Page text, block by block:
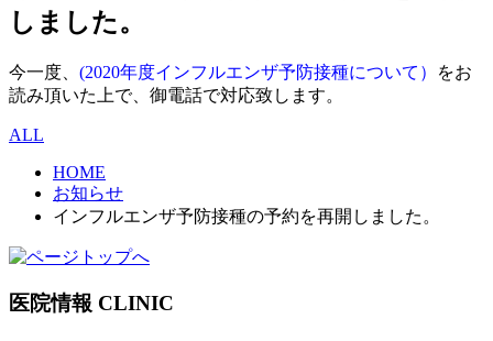
しました。
今一度、 (2020年度インフルエンザ予防接種について）
をお
読み頂いた上で、御電話で対応致します。
ALL
HOME
お知らせ
インフルエンザ予防接種の予約を再開しました。
医院情報 CLINIC